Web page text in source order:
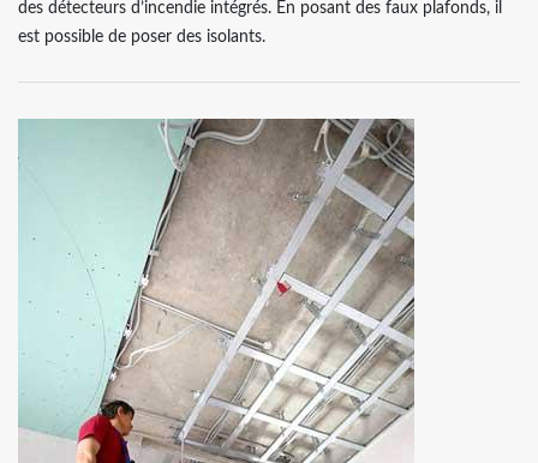
des détecteurs d’incendie intégrés. En posant des faux plafonds, il
est possible de poser des isolants.